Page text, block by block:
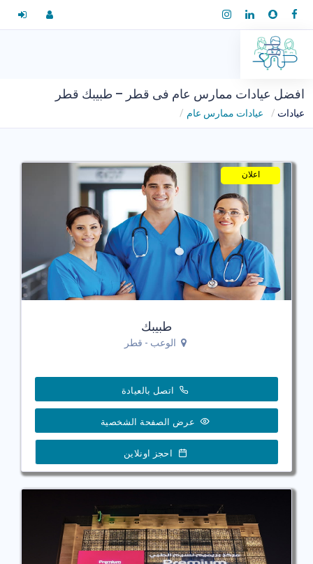
افضل عيادات ممارس عام فى قطر – طبيبك قطر
عيادات عيادات ممارس عام
اعلان
طبيبك
الوعب - قطر
اتصل بالعيادة
عرض الصفحة الشخصية
احجز اونلاين